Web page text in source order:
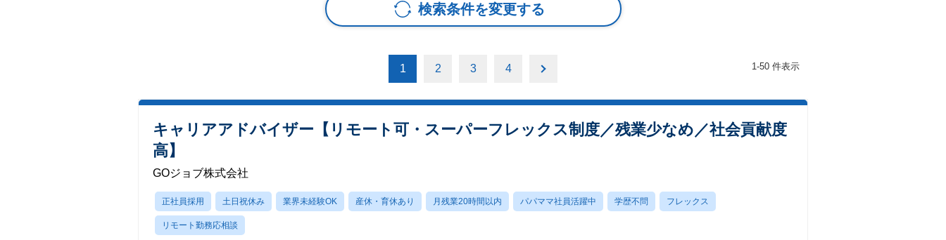
検索条件を変更する
1 2 3 4 1-50 件表示
キャリアアドバイザー【リモート可・スーパーフレックス制度／残業少なめ／社会貢献度
高】
GOジョブ株式会社
正社員採用 土日祝休み 業界未経験OK 産休・育休あり 月残業20時間以内 パパママ社員活躍中 学歴不問 フレックス
リモート勤務応相談